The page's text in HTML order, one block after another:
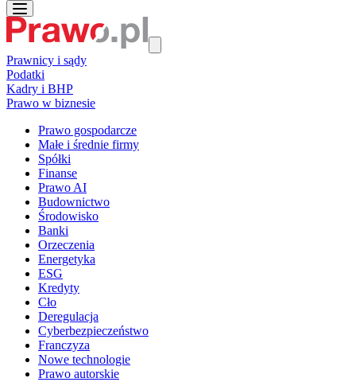
Prawnicy i sądy
Podatki
Kadry i BHP
Prawo w biznesie
Prawo gospodarcze
Małe i średnie firmy
Spółki
Finanse
Prawo AI
Budownictwo
Środowisko
Banki
Orzeczenia
Energetyka
ESG
Kredyty
Cło
Deregulacja
Cyberbezpieczeństwo
Franczyza
Nowe technologie
Prawo autorskie